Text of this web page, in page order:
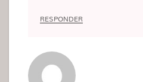
Meninos também,isso é
ianças não temos
as a minha mãe,ela
RESPONDER